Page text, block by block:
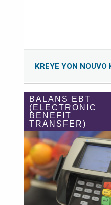
KREYE YON NOUVO
BALANS EBT
(ELECTRONIC
BENEFIT
TRANSFER)